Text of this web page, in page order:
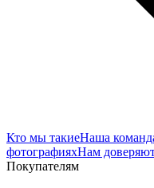
Кто мы такиеНаша
фотографияхНам
Покупателям